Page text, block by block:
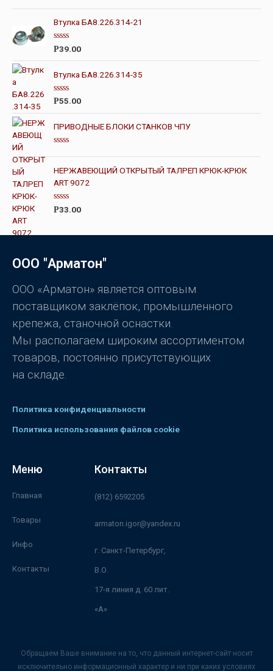
е
н
к
а
и
з
Втулка БА8.226.314-21
О
е
н
к
а
и
з
Р39.00
Втулка БА8.226.314-35
О
е
н
к
а
и
5
Р55.00
ПРИВОДНЫЕ БЛОКИ СТАНКОВ ЧПУ
е
н
к
0
и
НЕРЖАВЕЮЩИЙ ОТКРЫТЫЙ ТАЛРЕП КРЮК-КРЮК
ART 9072
О
и
з
Р33.00
ООО "Арматон"
ООО «Арматон» является оптовым
поставщиком заклёпок, промышленного
крепежа, станочной оснастки.
Мы располагаем широким ассортиментом
товаров, постоянно присутствующих
на складе.
Политика конфиденциальности
Политика использования файлов cookie
Меню
Главная
Товары
Инфо
Контакты
Контакты
(812) 6592205
armaton.igor@yandex.ru
г. Санкт-Петербург,
В.О.
17-я линия д. 60 лит.
«А»
Обращаем Ваше внимание на то, что данный интернет-сайт носит
исключительно информационный характер и ни при каких условиях